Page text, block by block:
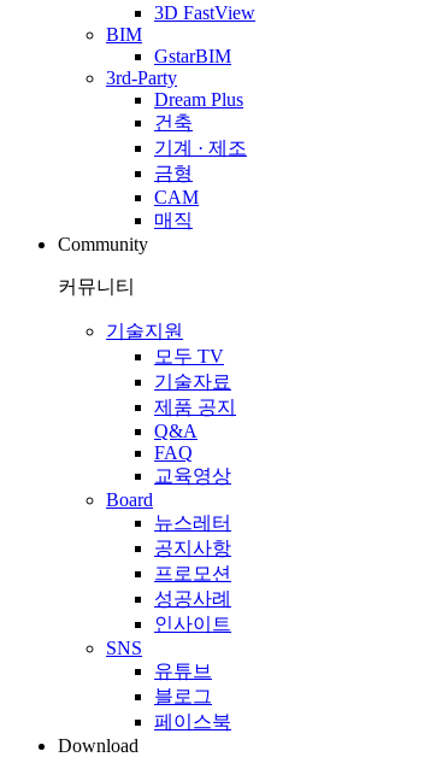
3D FastView
BIM
GstarBIM
3rd-Party
Dream Plus
건축
기계 · 제조
금형
CAM
매직
Community
커뮤니티
기술지원
모두 TV
기술자료
제품 공지
Q&A
FAQ
교육영상
Board
뉴스레터
공지사항
프로모션
성공사례
인사이트
SNS
유튜브
블로그
페이스북
Download